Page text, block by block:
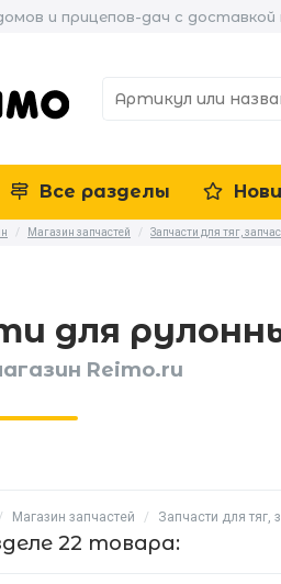
и прицепов-дач с доставкой
Все разделы
/ Магазин запчастей / Запчасти для тяг,
для
Reimo.ru
/ Магазин запчастей / Запчасти для тяг,
22 товара: